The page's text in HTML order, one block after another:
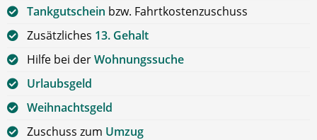
Tankgutschein bzw. Fahrtkostenzuschuss
Zusätzliches 13. Gehalt
Hilfe bei derWohnungssuche
Urlaubsgeld
Weihnachtsgeld
Zuschuss zum Umzug